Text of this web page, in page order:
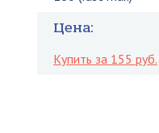
Цена:
Купить за 155 руб.